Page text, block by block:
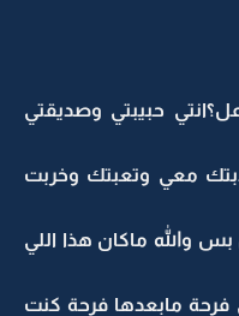
حبيبتي وصديقتي
معي وتعبتك وخربت
والله ماكان هذا اللي
مابعدها فرحة كنت